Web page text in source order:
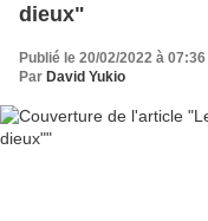
dieux"
Publié le 20/02/2022 à 07:36
Par David Yukio